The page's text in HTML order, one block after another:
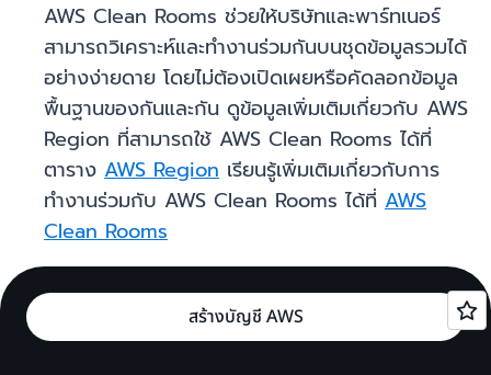
AWS Clean Rooms ช่วยให้บริษัทและพาร์ทเนอร์
สามารถวิเคราะห์และทำงานร่วมกันบนชุดข้อมูลรวมได้
อย่างง่ายดาย โดยไม่ต้องเปิดเผยหรือคัดลอกข้อมูล
พื้นฐานของกันและกัน ดูข้อมูลเพิ่มเติมเกี่ยวกับ AWS
Region ที่สามารถใช้ AWS Clean Rooms ได้ที่
ตาราง AWS Region เรียนรู้เพิ่มเติมเกี่ยวกับการ
ทำงานร่วมกับ AWS Clean Rooms ได้ที่ AWS
Clean Rooms
สร้างบัญชี AWS